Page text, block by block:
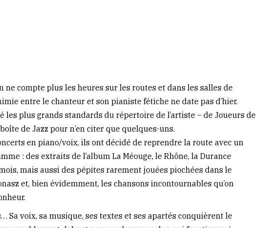
ne compte plus les heures sur les routes et dans les salles de
entre le chanteur et son pianiste fétiche ne date pas d’hier.
les plus grands standards du répertoire de l’artiste – de Joueurs de
de Jazz pour n’en citer que quelques-uns.
en piano/voix, ils ont décidé de reprendre la route avec un
: des extraits de l’album La Méouge, le Rhône, la Durance
mais aussi des pépites rarement jouées piochées dans le
et, bien évidemment, les chansons incontournables qu’on
Sa voix, sa musique, ses textes et ses apartés conquièrent le